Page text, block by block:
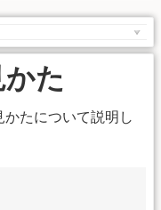
た
たについて説明し